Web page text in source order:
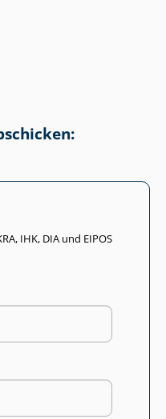
IHK, DIA und EIPOS